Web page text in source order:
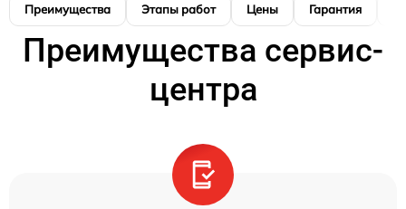
Преимущества Этапы работ Цены Гарантия
Преимущества сервис-
центра